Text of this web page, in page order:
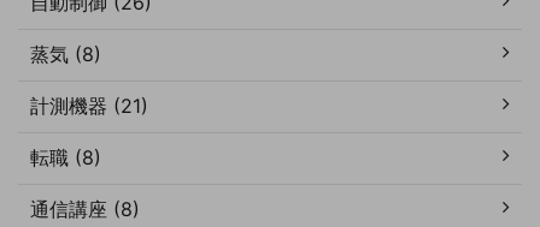
蒸気 (8)
計測機器 (21)
転職 (8)
通信講座 (8)